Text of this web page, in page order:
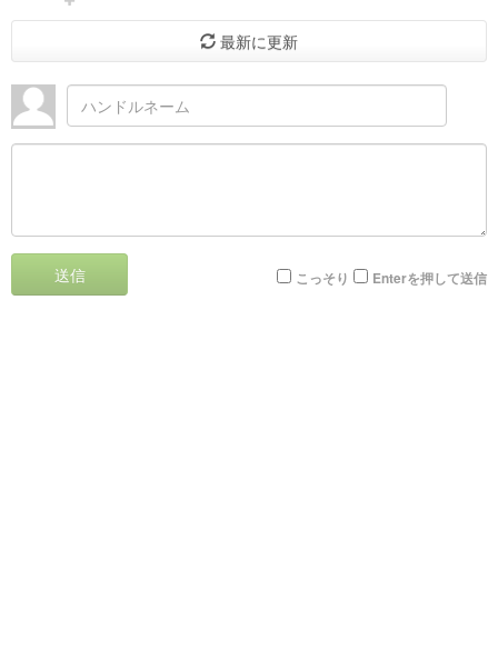
最新に更新
送信 こっそり Enterを押して送信